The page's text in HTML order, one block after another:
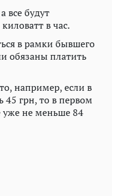
все будут
в час.
в рамки бывшего
обязаны платить
например, если в
45 грн, то в первом
уже не меньше 84